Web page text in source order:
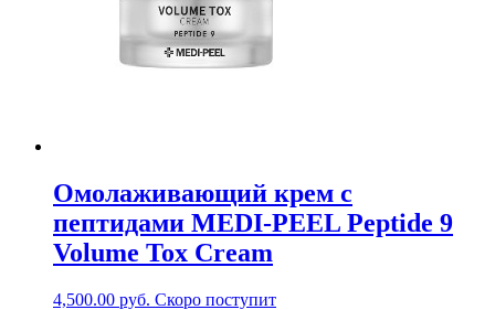
Омолаживающий крем с
пептидами MEDI-PEEL Peptide 9
Volume Tox Cream
4,500.00 руб. Скоро поступит